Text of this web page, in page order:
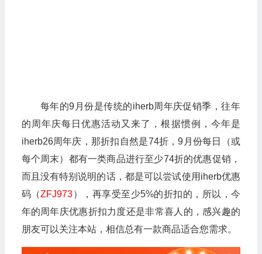
每年的9月份是传统的iherb周年庆促销季，往年
的周年庆每日优惠活动又来了，根据惯例，今年是
iherb26周年庆，那折扣自然是74折，9月份每日（或
每个周末）都有一类商品进行至少74折的优惠促销，
而且没有特别说明的话，都是可以尝试使用iherb优惠
码（ZFJ973），再享受至少5%的折扣的，所以，今
年的周年庆优惠折扣力度还是非常喜人的，感兴趣的
朋友可以关注本站，相信总有一款商品适合您需求。